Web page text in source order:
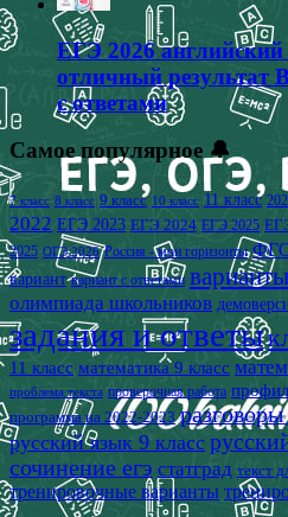
ЕГЭ 2026 английский
отличный результат
с ответами
Самое популярное 🔔
7 класс 8 класс 9 класс 10 класс 11 класс
2022 ЕГЭ 2023 ЕГЭ 2024 ЕГЭ 2025
2025 ОГЭ 2026 Россия - мои горизонты
вариант вариант с ответами
олимпиада школьников
задания и ответы
11 класс математика 9 класс
проблема текста проверочная работа
программа на 2022-2023
русский язык 9 класс
сочинение егэ статград текст
тренировочные варианты